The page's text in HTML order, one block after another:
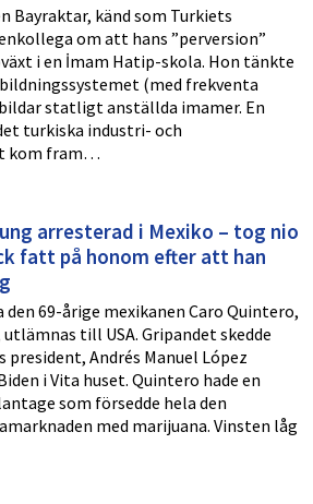
Bayraktar, känd som Turkiets
om att hans ”perversion”
i en İmam Hatip-skola. Hon tänkte
(med frekventa
statligt anställda imamer. En
turkiska industri- och
kom fram…
arresterad i Mexiko – tog nio
fatt på honom efter att han
69-årige mexikanen Caro Quintero,
till USA. Gripandet skedde
president, Andrés Manuel López
i Vita huset. Quintero hade en
som försedde hela den
med marijuana. Vinsten låg